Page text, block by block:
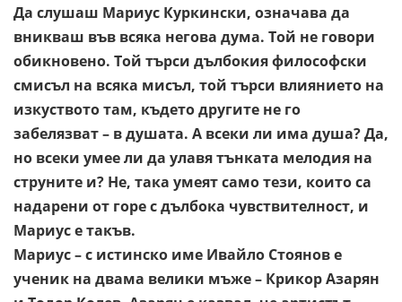
Да слушаш Мариус Куркински, означава да
вникваш във всяка негова дума. Той не говори
обикновено. Той търси дълбокияфилософски
смисъл на всяка мисъл, той търси влиянието на
изкуството там, където другите не го
забелязват – в душата. А всеки ли има душа? Да,
но всеки умее ли да улавя тънката мелодия на
струните и? Не, така умеят само тези, които са
надарени от горе с дълбока чувствителност, и
Мариус е такъв.
Мариус – с истинско име Ивайло Стоянов е
ученик на двама велики мъже – Крикор Азарян